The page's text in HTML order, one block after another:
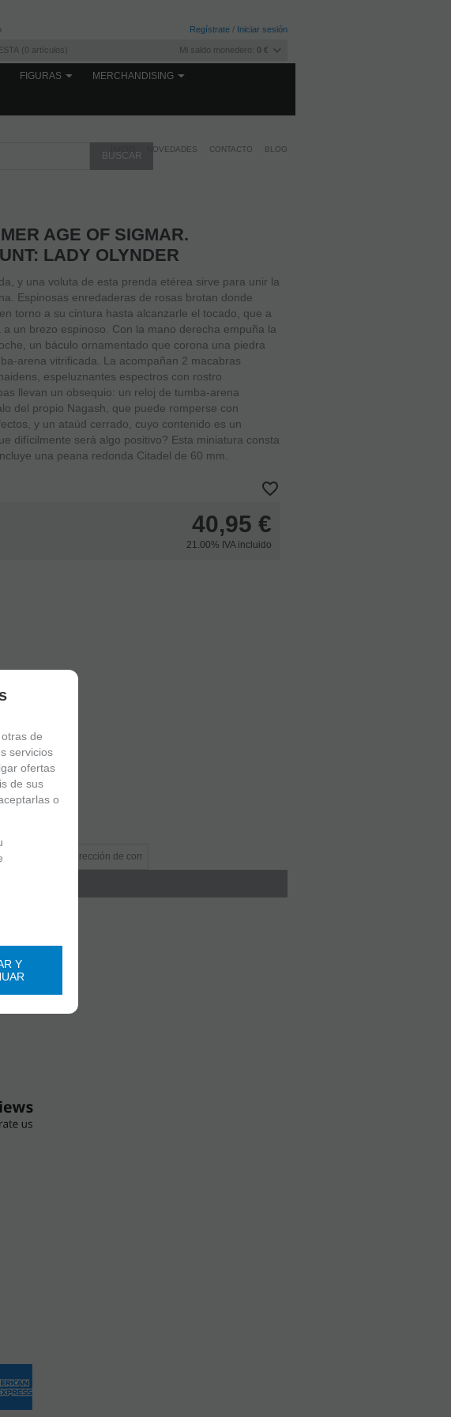
Regístrate / Iniciar sesión
0 artículos Mi saldo monedero: 0 €
NOVEDADES CONTACTO BLOG
FIGURAS MERCHANDISING
AGE OF SIGMAR.
LADY OLYNDER
y una voluta de esta prenda etérea sirve para unir la
Espinosas enredaderas de rosas brotan donde
torno a su cintura hasta alcanzarle el tocado, que a
a un brezo espinoso. Con la mano derecha empuña la
un báculo ornamentado que corona una piedra
arena vitrificada. La acompañan 2 macabras
espeluznantes espectros con rostro
llevan un obsequio: un reloj de tumba-arena
del propio Nagash, que puede romperse con
y un ataúd cerrado, cuyo contenido es un
difícilmente será algo positivo? Esta miniatura consta
una peana redonda Citadel de 60 mm.
40,95 €
21.00% IVA incluido
de
servicios
ofertas
de sus
o
Y